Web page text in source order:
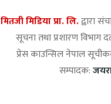
मितजी मिडिया प्रा. लि.द्वारा
सूचना तथा प्रशारण विभाग
प्रेस काउन्सिल नेपाल
सम्पादक: